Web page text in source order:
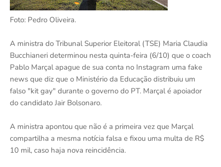
Foto: Pedro Oliveira.
A ministra do Tribunal Superior Eleitoral (TSE) Maria Claudia
Bucchianeri determinou nesta quinta-feira (6/10) que o coach
Pablo Marçal apague de sua conta no Instagram uma fake
news que diz que o Ministério da Educação distribuiu um
falso "kit gay" durante o governo do PT. Marçal é apoiador
do candidato Jair Bolsonaro.
A ministra apontou que não é a primeira vez que Marçal
compartilha a mesma notícia falsa e fixou uma multa de R$
10 mil, caso haja nova reincidência.